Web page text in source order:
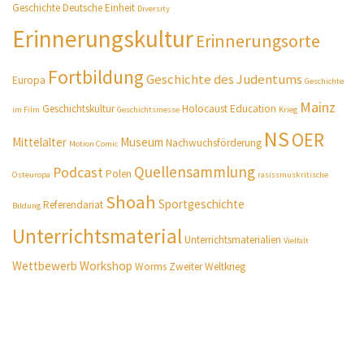
GeschichteDeutsche Einheit Diversity
ErinnerungskulturErinnerungsorte
Europa Fortbildung Geschichte des Judentums Geschichte
im Film Geschichtskultur Geschichtsmesse Holocaust Education Krieg Mainz
Mittelalter Motion Comic Museum Nachwuchsförderung NSOER
Osteuropa PodcastPolen Quellensammlung rasissmuskritische
Bildung Referendariat Shoah Sportgeschichte
UnterrichtsmaterialUnterrichtsmaterialien Vielfalt
Wettbewerb Workshop Worms Zweiter Weltkrieg